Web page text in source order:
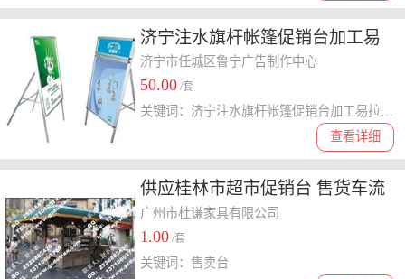
济宁注水旗杆帐篷促销台加工易
拉宝展架展板制作
济宁市任城区鲁宁广告制作中心
50.00 /套
查看详细
关键词：济宁注水旗杆帐篷促销台加工易拉宝展架展板制作
供应桂林市超市促销台 售货车流
动车特价台
广州市杜谦家具有限公司
1.00 /套
关键词：售卖台